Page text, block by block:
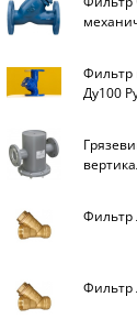
Фильтр
Ду100
Фильтр
Фильтр